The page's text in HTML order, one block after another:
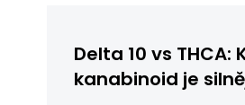
Delta 10 vs THCA:
kanabinoid je